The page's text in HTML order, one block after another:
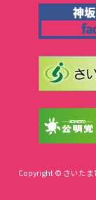
Copyright © さいたま